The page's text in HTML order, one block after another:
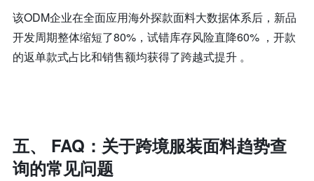
该ODM企业在全面应用海外探款面料大数据体系后，新品
开发周期整体缩短了80%，试错库存风险直降60% ，开款
的返单款式占比和销售额均获得了跨越式提升 。
五、 FAQ：关于跨境服装面料趋势查
询的常见问题